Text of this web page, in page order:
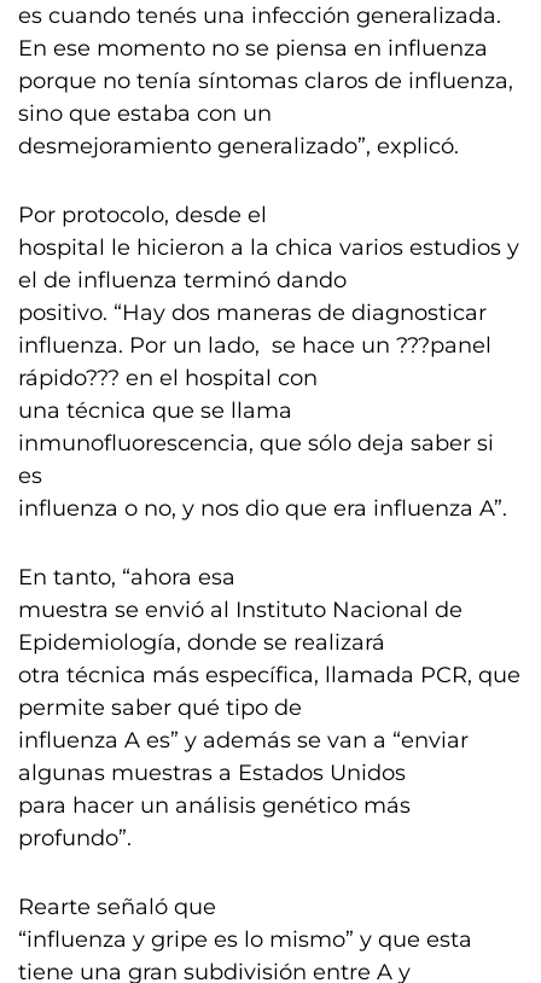
es cuando tenés una infección generalizada.
En ese momento no se piensa en influenza
porque no tenía síntomas claros de influenza,
sino que estaba con un
desmejoramiento generalizado”, explicó.
Por protocolo, desde el
hospital le hicieron a la chica varios estudios y
el de influenza terminó dando
positivo. “Hay dos maneras de diagnosticar
influenza. Por un lado, se hace un ???panel
rápido??? en el hospital con
una técnica que se llama
inmunofluorescencia, que sólo deja saber si
es
influenza o no, y nos dio que era influenza A”.
En tanto, “ahora esa
muestra se envió al Instituto Nacional de
Epidemiología, donde se realizará
otra técnica más específica, llamada PCR, que
permite saber qué tipo de
influenza A es” y además se van a “enviar
algunas muestras a Estados Unidos
para hacer un análisis genético más
profundo”.
Rearte señaló que
“influenza y gripe es lo mismo” y que esta
tiene una gran subdivisión entre A y